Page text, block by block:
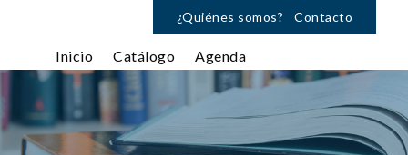
¿Quiénes somos? Contacto
Inicio Catálogo Agenda